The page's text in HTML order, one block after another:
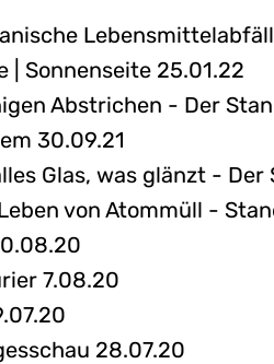
| Sonnenseite 25.01.22
Abstrichen - Der
30.09.21
Glas, was glänzt - Der
von Atommüll -
7.08.20
28.07.20